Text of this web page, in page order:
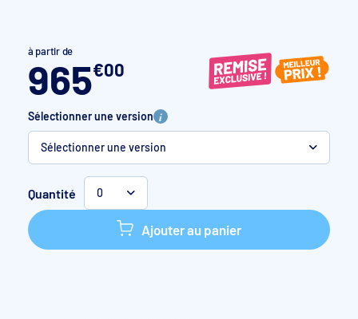
à partir de
965€00
Sélectionner une version
Sélectionner une version
L. 25,00 m l. 1,65 m
L. 25,00 m l. 2,05 m 51,25 m²
Quantité 0
Ajouter au panier